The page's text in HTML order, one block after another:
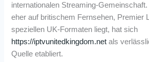
internationalen Streaming-
eher auf britischem Fernsehen, Premier
speziellen UK-Formaten liegt, hat sich
https://iptvunitedkingdom.net als
Quelle etabliert.